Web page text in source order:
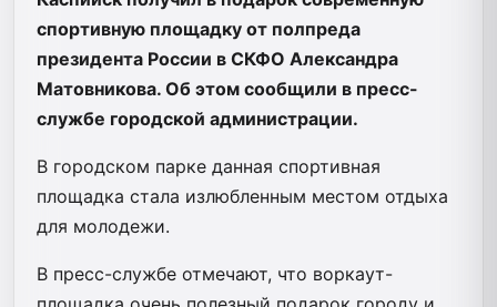
спортивную площадку от полпреда
президента России в СКФО Александра
Матовникова. Об этом сообщили в пресс-
службе городской администрации.
В городском парке данная спортивная
площадка стала излюбленным местом отдыха
для молодежи.
В пресс-службе отмечают, что воркаут-